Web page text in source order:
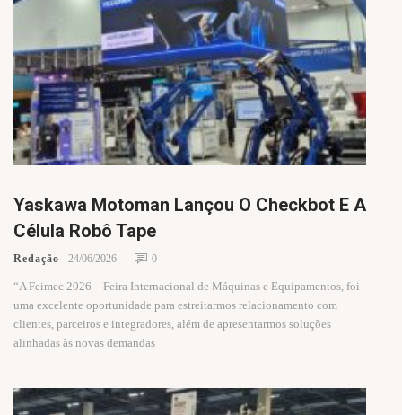
Yaskawa Motoman Lançou O Checkbot E A
Célula Robô Tape
Redação 24/06/2026 0
“A Feimec 2026 – Feira Internacional de Máquinas e Equipamentos, foi
uma excelente oportunidade para estreitarmos relacionamento com
clientes, parceiros e integradores, além de apresentarmos soluções
alinhadas às novas demandas